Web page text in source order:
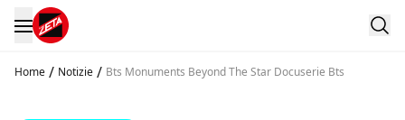
Home / Notizie / Bts Monuments Beyond The Star Docuserie Bts